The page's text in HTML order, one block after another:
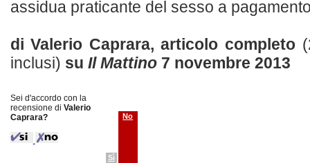
assidua praticante del sesso a
di Valerio Caprara, articolo completo
inclusi) su Il Mattino7 novembre 2013
Sei d'accordo con la
recensione di Valerio
Caprara?
Sì
No